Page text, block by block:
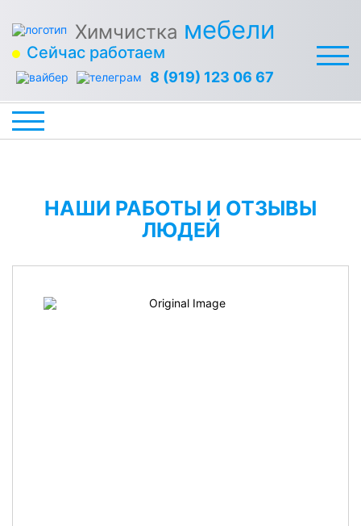
Химчистка мебели
Сейчас работаем
8 (919) 123 06 67
НАШИ РАБОТЫ И ОТЗЫВЫ
ЛЮДЕЙ